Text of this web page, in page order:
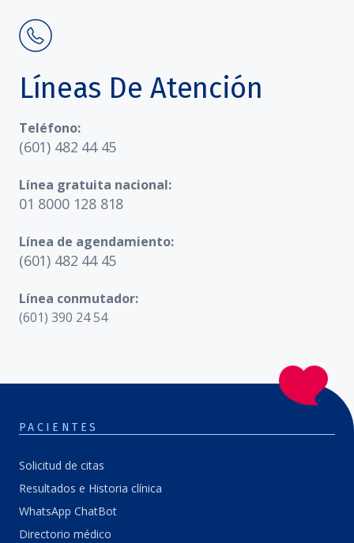
Líneas De Atención
Teléfono:
(601) 482 44 45
Línea gratuita nacional:
01 8000 128 818
Línea de agendamiento:
(601) 482 44 45
Línea conmutador:
(601) 390 24 54
PACIENTES
Solicitud de citas
Resultados e Historia clínica
WhatsApp ChatBot
Directorio médico